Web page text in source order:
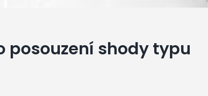
posouzení shody typu